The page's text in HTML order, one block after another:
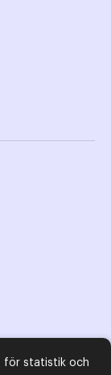
för statistik och